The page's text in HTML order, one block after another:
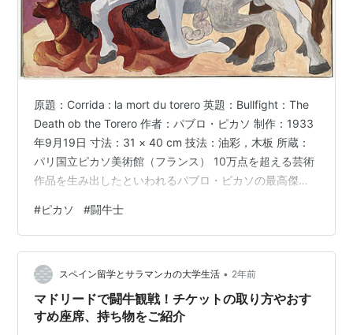
原題：Corrida : la mort du torero 英題：Bullfight：The
Death ob the Torero 作者：パブロ・ピカソ 制作：1933
年9月19日 寸法：31 × 40 cm 技法：油彩，木板 所蔵：
パリ国立ピカソ美術館（フランス） 10万点を超える芸術
作品を生み出したといわれるパブロ・ピカソの最高傑
リード、サン・セバスティアンなど旅の途中で数々の闘
牛を観戦したピカソが、興奮冷めやらぬ9月19日に描い
た。 縦3m ×横7mの巨大な《ゲルニカ》と違い、縦31
cm× 40 cmの小さな作品である。ピカソ…
#ピカソ #闘牛士
スペイン留学とサラマンカの大学生活 • 2年前
マドリードで闘牛観戦！チケットの取り方やおす
すめ座席、持ち物をご紹介